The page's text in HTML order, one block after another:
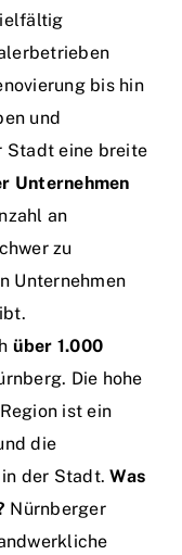
bis hin
und
Stadt eine breite
Unternehmen
an
zu
Unternehmen
über 1.000
Die hohe
ist ein
die
in der Stadt.Was
Nürnberger